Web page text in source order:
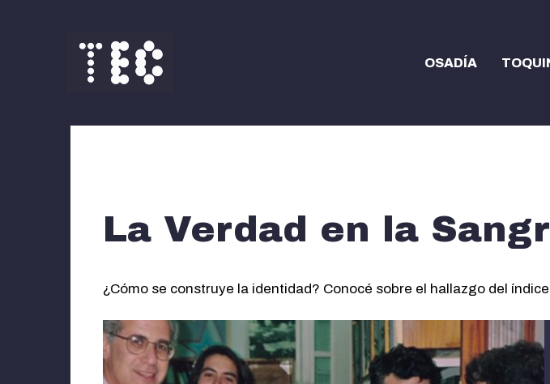
OSADÍA
La Verdad en la
¿Cómo se construye la identidad? Conocé sobre el hallazgo del